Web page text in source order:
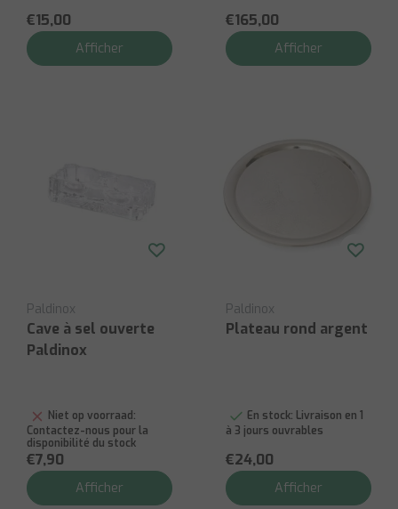
€15,00
Afficher
€165,00
Afficher
Paldinox
Cave à sel ouverte
Paldinox
Niet op voorraad:
Contactez-nous pour la
disponibilité du stock
€7,90
Afficher
Paldinox
Plateau rond argent
En stock: Livraison en 1
à 3 jours ouvrables
€24,00
Afficher